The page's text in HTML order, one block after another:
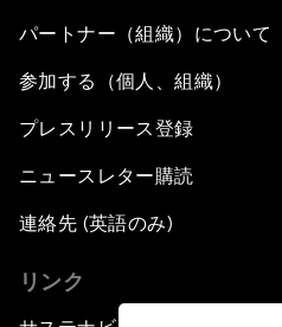
パートナー（組織）について
参加する（個人、組織）
プレスリリース登録
ニュースレター購読
連絡先 (英語のみ)
リンク